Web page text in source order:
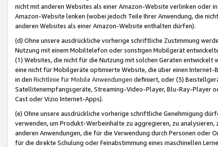
nicht mit anderen Websites als einer Amazon-Website verlinken oder
Amazon-Website lenken (wobei jedoch Teile Ihrer Anwendung, die
anderen Websites als einer Amazon-Website enthalten dürfen).
(d) Ohne unsere ausdrückliche vorherige schriftliche Zustimmung
Nutzung mit einem Mobiltelefon oder sonstigen Mobilgerät
(1) Websites, die nicht für die Nutzung mit solchen Geräten
eine nicht für Mobilgeräte optimierte Website, die über einen
in den Richtlinie für Mobile Anwendungen definiert, oder (3)
Satellitenempfangsgeräte, Streaming-Video-Player, Blu-Ray-Player
Cast oder Vizio Internet-Apps).
(e) Ohne unsere ausdrückliche vorherige schriftliche Genehmigung
verwenden, um Produkt-Werbeinhalte zu aggregieren, zu
anderen Anwendungen, die für die Verwendung durch Personen
für die direkte Schulung oder Feinabstimmung eines maschinellen